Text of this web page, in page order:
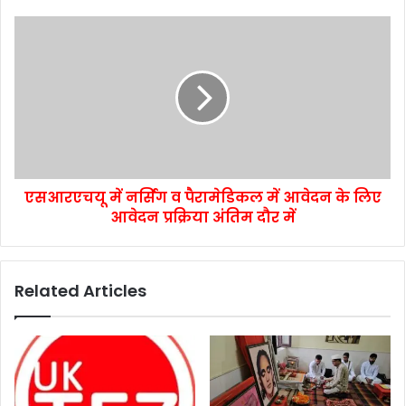
एसआरएचयू में नर्सिंग व पैरामेडिकल में आवेदन के लिए
आवेदन प्रक्रिया अंतिम दौर में
Related Articles